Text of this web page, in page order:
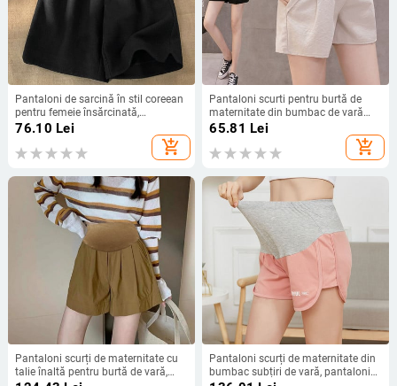
Pantaloni de sarcină în stil coreean
pentru femeie însărcinată,
pantaloni de vară largi ocazional,
pantaloni sport de maternitate,
până la genunchi, picioare largi
76.10 Lei
add_shopping_cart
Pantaloni scurti pentru burtă de
maternitate din bumbac de vară
Pantaloni scurți pentru femei
însărcinate Pantaloni scurți pentru
sarcină Îmbrăcăminte pentru burtă
65.81 Lei
add_shopping_cart
Pantaloni scurți de maternitate cu
talie înaltă pentru burtă de vară,
Pantaloni scurți de maternitate din
bumbac subțiri de vară, pantaloni